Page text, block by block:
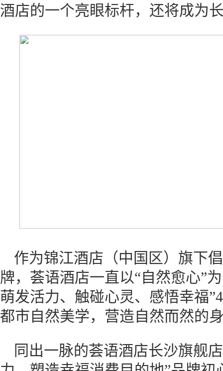
酒店的一个亮眼标杆，还将成为
作为锦江酒店（中国区）旗下
牌，荟语酒店一直以“自然愈心”
萌发活力、触碰心灵、感悟幸福
都市自然美学，营造自然而然的
同出一脉的荟语酒店长沙旗舰